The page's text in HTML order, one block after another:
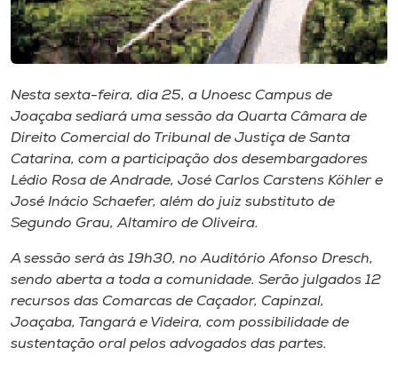
Museu
Unoesc
Store
Selecione
o idioma
Nesta sexta-feira, dia 25, a Unoesc Campus de
Joaçaba sediará uma sessão da Quarta Câmara de
Direito Comercial do Tribunal de Justiça de Santa
Catarina, com a participação dos desembargadores
Lédio Rosa de Andrade, José Carlos Carstens Köhler e
José Inácio Schaefer, além do juiz substituto de
Segundo Grau, Altamiro de Oliveira.
A sessão será às 19h30, no Auditório Afonso Dresch,
sendo aberta a toda a comunidade. Serão julgados 12
recursos das Comarcas de Caçador, Capinzal,
Joaçaba, Tangará e Videira, com possibilidade de
sustentação oral pelos advogados das partes.